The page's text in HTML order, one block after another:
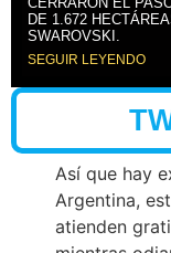
DE 1.672
SWAROVSKI.
SEGUIR LEYENDO
Así que hay
Argentina,
atienden